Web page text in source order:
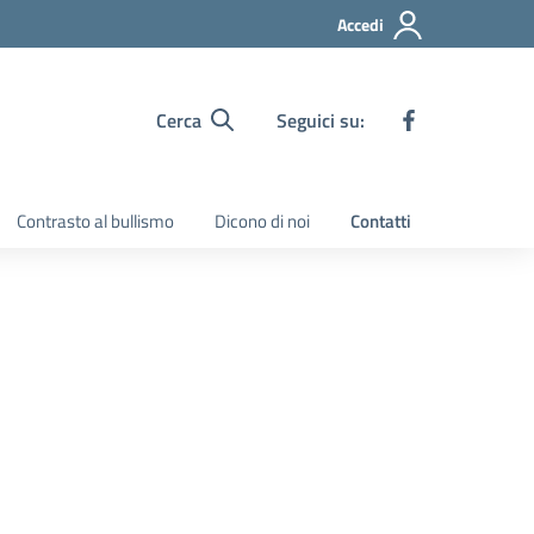
Accedi
Cerca Seguici su:
Contrasto al bullismo Dicono di noi Contatti